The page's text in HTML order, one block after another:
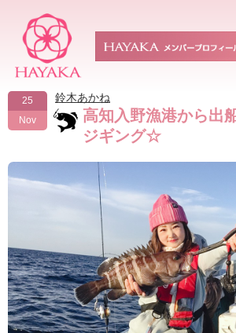
25
Nov
鈴木あかね
高知入野漁港から出
ジギング☆